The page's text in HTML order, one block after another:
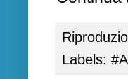
Labels: